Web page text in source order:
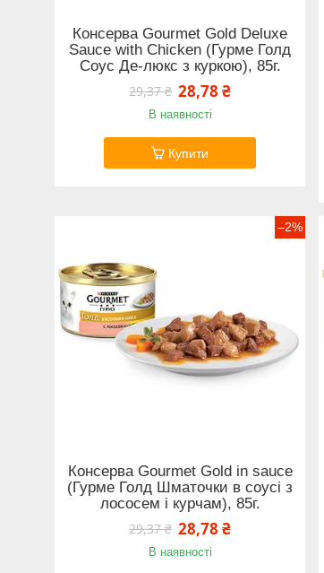
Консерва Gourmet Gold Deluxe
Sauce with Chicken (Гурме Голд
Соус Де-люкс з куркою), 85г.
29,37 ₴ 28,78 ₴
В наявності
Купити
–2%
Консерва Gourmet Gold in sauce
(Гурме Голд Шматочки в соусі з
лососем і курчам), 85г.
29,37 ₴ 28,78 ₴
В наявності